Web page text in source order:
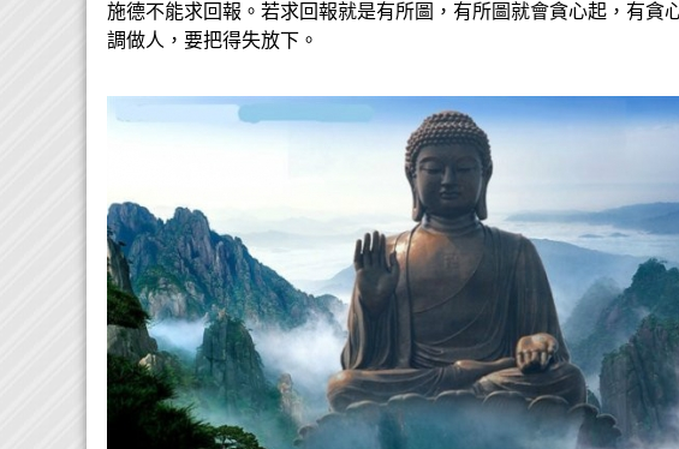
施德不能求回報。若求回報就是有所圖，有所圖就會貪心起，有貪
調做人，要把得失放下。